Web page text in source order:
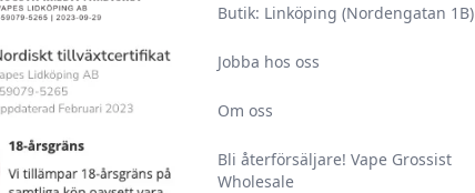
Butik: Linköping (Nordengatan 1B)
Jobba hos oss
Om oss
Bli återförsäljare! Vape Grossist
Wholesale